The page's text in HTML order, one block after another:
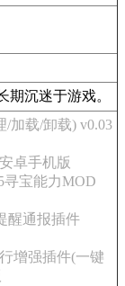
期沉迷于游戏。
加载/卸载) v0.03
卓手机版
寻宝能力MOD
醒通报插件
增强插件(一键